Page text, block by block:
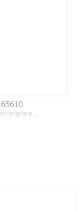
originele…